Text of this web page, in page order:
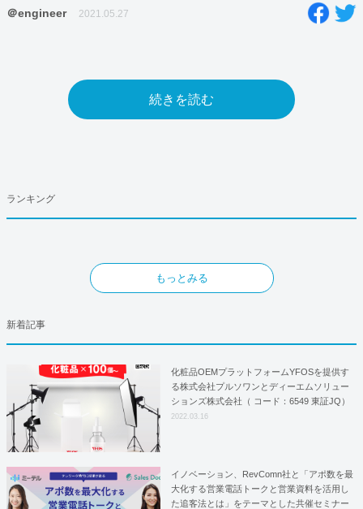
＠engineer 2021.05.27
続きを読む
ランキング
もっとみる
新着記事
化粧品OEMプラットフォームYFOSを提供す
る株式会社プルソワンとディーエムソリュー
ションズ株式会社（ コード：6549 東証JQ）
はYFOSにおけるロジスティクスパートナー
2022.03.16
イノベーション、RevComn社と「アポ数を最
大化する営業電話トークと営業資料を活用し
た追客法とは」をテーマとした共催セミナー